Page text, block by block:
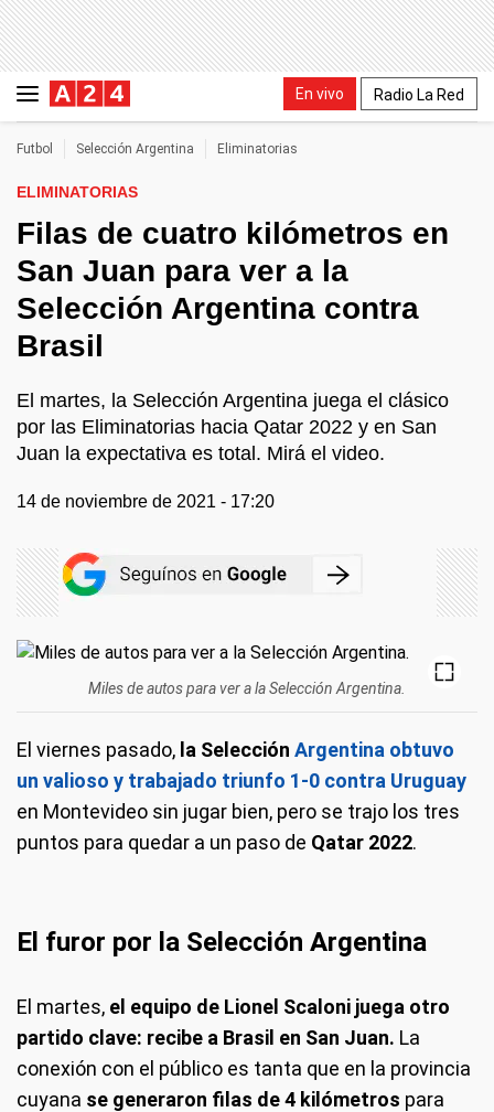
En vivo Radio La Red
Futbol Selección Argentina Eliminatorias
ELIMINATORIAS
Filas de cuatro kilómetros en
San Juan para ver a la
Selección Argentina contra
Brasil
El martes, la Selección Argentina juega el clásico
por las Eliminatorias hacia Qatar 2022 y en San
Juan la expectativa es total. Mirá el video.
14 de noviembre de 2021 - 17:20
Miles de autos para ver a la Selección Argentina.
El viernes pasado, la Selección Argentina obtuvo
un valioso y trabajado triunfo 1-0 contra Uruguay
en Montevideo sin jugar bien, pero se trajo los tres
puntos para quedar a un paso de Qatar 2022.
El furor por la Selección Argentina
El martes, el equipo de Lionel Scaloni juega otro
partido clave: recibe a Brasil en San Juan. La
conexión con el público es tanta que en la provincia
cuyana se generaron filas de 4 kilómetros para